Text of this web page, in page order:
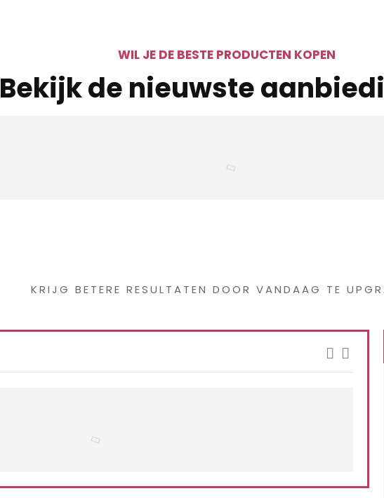
WIL JE DE BESTE PRODUCTEN KOPEN
Bekijk de nieuwste
KRIJG BETERE RESULTATEN DOOR VANDAAG TE